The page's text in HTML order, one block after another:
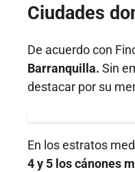
Ciudades
De acuerdo con
Barranquilla. Sin
destacar por su
En los estratos
4 y 5 los cánones